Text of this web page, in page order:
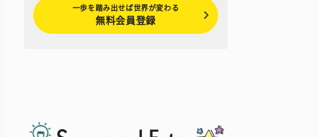
一歩を踏み出せば世界が変わる
無料会員登録